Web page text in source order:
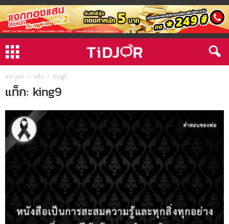
หน้าแรก แท็ก King9
แท็ก: king9